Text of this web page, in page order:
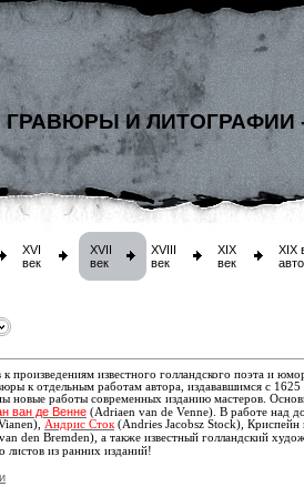
И ЛИТОГРАФИИ
XVI
век
XVII
век
XVIII
век
XIX
век
XIX
к произведениям известного голландского поэта и
к отдельным работам автора, издававшимся с
новые работы современных изданию мастеров.
ван де Венне (Adriaen van de Venne). В работе над
Андрис Сток (Andries Jacobsz Stock), Криспейн
den Bremden), а также известный голландский
листов из ранних изданий!